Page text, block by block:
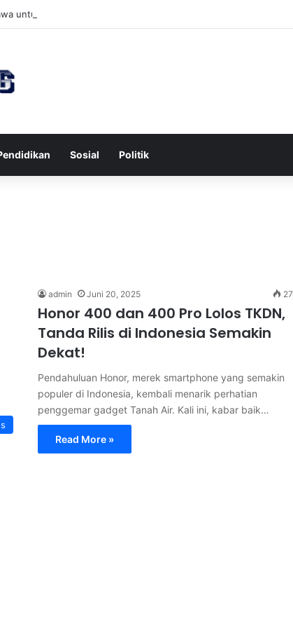
untuk Kesehatan Jantung dan Peningkatan Ketenangan Mental
Sosial Politik
admin Juni 20, 2025 27
Honor 400 dan 400 Pro Lolos TKDN,
Tanda Rilis di Indonesia Semakin
Dekat!
Pendahuluan Honor, merek smartphone yang semakin
populer di Indonesia, kembali menarik perhatian
penggemar gadget Tanah Air. Kali ini, kabar baik…
Read More »